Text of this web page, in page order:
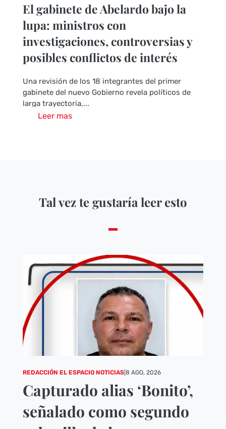
El gabinete de Abelardo bajo la
lupa: ministros con
investigaciones, controversias y
posibles conflictos de interés
Una revisión de los 18 integrantes del primer
gabinete del nuevo Gobierno revela políticos de
larga trayectoria,...
Leer mas
Tal vez te gustaría leer esto
REDACCIÓN EL ESPACIO NOTICIAS| 8 AGO, 2026
Capturado alias ‘Bonito’,
señalado como segundo